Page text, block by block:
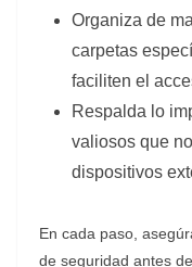
Organiza de
carpetas
faciliten el
Respalda lo
valiosos que
dispositivos
En cada paso,
de seguridad antes